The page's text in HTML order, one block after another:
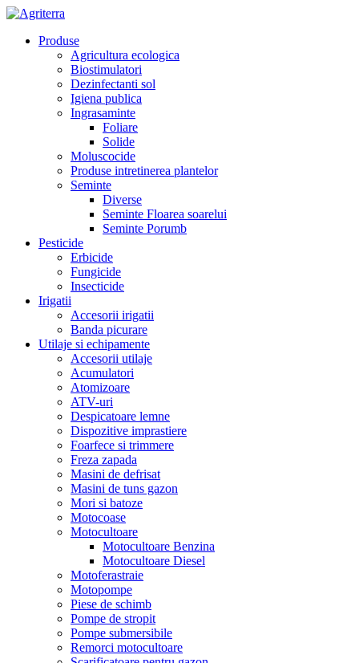
Produse
Agricultura ecologica
Biostimulatori
Dezinfectanti sol
Igiena publica
Ingrasaminte
Foliare
Solide
Moluscocide
Produse intretinerea plantelor
Seminte
Diverse
Seminte Floarea soarelui
Seminte Porumb
Pesticide
Erbicide
Fungicide
Insecticide
Irigatii
Accesorii irigatii
Banda picurare
Utilaje si echipamente
Accesorii utilaje
Acumulatori
Atomizoare
ATV-uri
Despicatoare lemne
Dispozitive imprastiere
Foarfece si trimmere
Freza zapada
Masini de defrisat
Masini de tuns gazon
Mori si batoze
Motocoase
Motocultoare
Motocultoare Benzina
Motocultoare Diesel
Motoferastraie
Motopompe
Piese de schimb
Pompe de stropit
Pompe submersibile
Remorci motocultoare